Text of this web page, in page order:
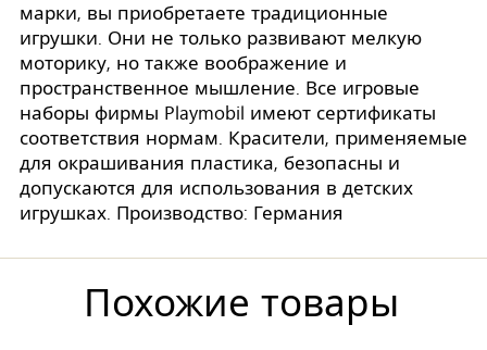
марки, вы приобретаете традиционные
игрушки. Они не только развивают мелкую
моторику, но также воображение и
пространственное мышление. Все игровые
наборы фирмы Playmobil имеют сертификаты
соответствия нормам. Красители, применяемые
для окрашивания пластика, безопасны и
допускаются для использования в детских
игрушках. Производство: Германия
Похожие товары